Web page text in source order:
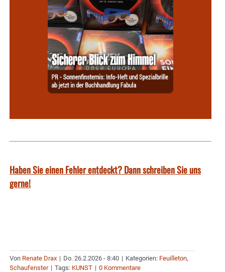
Haben Sie einen Fehler entdeckt? Dann schreiben Sie uns
gerne!
Von Renate Drax | Do. 26.2.2026 - 8:40 | Kategorien: Feuilleton,
Schaufenster | Tags: KUNST | 0 Kommentare